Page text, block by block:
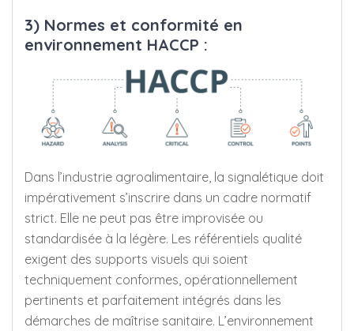
3) Normes et conformité en
environnement HACCP :
Dans l’industrie agroalimentaire, la signalétique doit
impérativement s’inscrire dans un cadre normatif
strict. Elle ne peut pas être improvisée ou
standardisée à la légère. Les référentiels qualité
exigent des supports visuels qui soient
techniquement conformes, opérationnellement
pertinents et parfaitement intégrés dans les
démarches de maîtrise sanitaire. L’environnement